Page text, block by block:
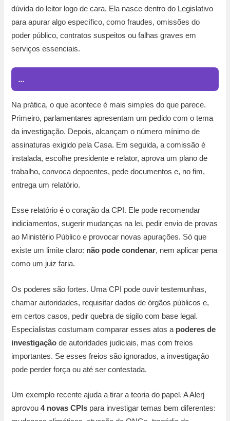
dúvida do leitor logo de cara. Ela nasce dentro do Legislativo
para apurar algo específico, como fraudes, omissões do
poder público, contratos suspeitos ou falhas graves em
serviços essenciais.
...
Na prática, o que acontece é mais simples do que parece.
Primeiro, parlamentares apresentam um pedido com o tema
da investigação. Depois, alcançam o número mínimo de
assinaturas exigido pela Casa. Em seguida, a comissão é
instalada, escolhe presidente e relator, aprova um plano de
trabalho, convoca depoentes, pede documentos e, no fim,
entrega um relatório.
Esse relatório é o coração da CPI. Ele pode recomendar
indiciamentos, sugerir mudanças na lei, pedir envio de provas
ao Ministério Público e provocar novas apurações. Só que
existe um limite claro: não pode condenar, nem aplicar pena
como um juiz faria.
Os poderes são fortes. Uma CPI pode ouvir testemunhas,
chamar autoridades, requisitar dados de órgãos públicos e,
em certos casos, pedir quebra de sigilo com base legal.
Especialistas costumam comparar esses atos a poderes de
investigação de autoridades judiciais, mas com freios
importantes. Se esses freios são ignorados, a investigação
pode perder força ou até ser contestada.
Um exemplo recente ajuda a tirar a teoria do papel. A Alerj
aprovou4 novas CPIs para investigar temas bem diferentes: